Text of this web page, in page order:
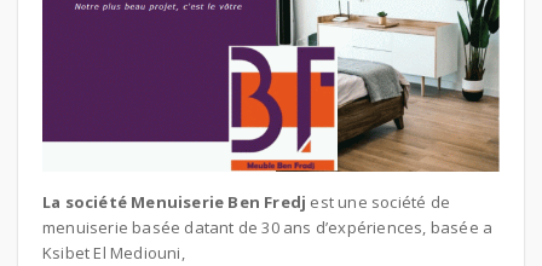
La société Menuiserie Ben Fredj est une société de
menuiserie basée datant de 30 ans d’expériences, basée a
Ksibet El Mediouni,